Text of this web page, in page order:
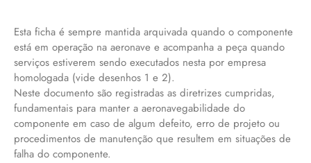
Esta ficha é sempre mantida arquivada quando o componente
está em operação na aeronave e acompanha a peça quando
serviços estiverem sendo executados nesta por empresa
homologada (vide desenhos 1 e 2).
Neste documento são registradas as diretrizes cumpridas,
fundamentais para manter a aeronavegabilidade do
componente em caso de algum defeito, erro de projeto ou
procedimentos de manutenção que resultem em situações de
falha do componente.